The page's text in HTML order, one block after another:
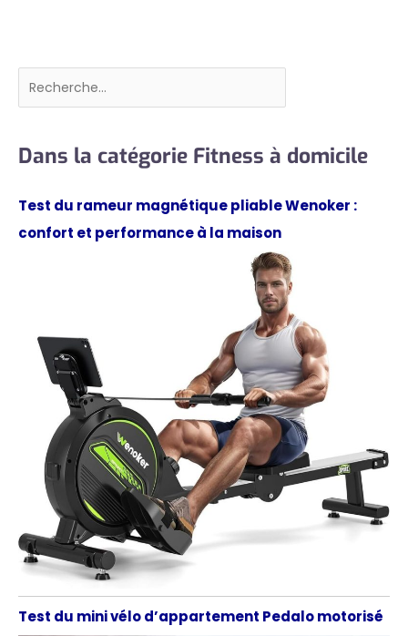
Rechercher
Dans la catégorie Fitness à domicile
Test du rameur magnétique pliable Wenoker :
confort et performance à la maison
Test du mini vélo d’appartement Pedalo motorisé